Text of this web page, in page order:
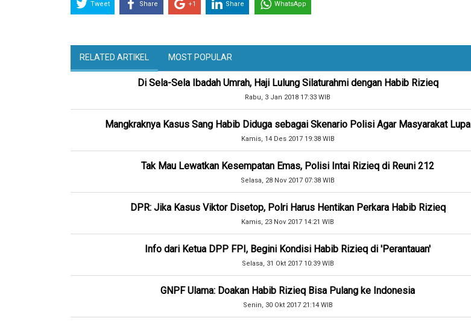
Tweet Share +1 Share WhatsApp
RELATED ARTIKEL MOST POPULAR
Di Sela-Sela Ibadah Umrah, Haji Lulung Silaturahmi dengan Habib Rizieq
Rabu, 3 Jan 2018 17:33 WIB
Mangkraknya Kasus Sang Habib Diduga sebagai Skenario Polisi Agar Masyarakat Lupa
Kamis, 14 Des 2017 19:38 WIB
Tak Mau Lewatkan Kesempatan Emas, Polisi Intai Rizieq di Reuni 212
Selasa, 28 Nov 2017 07:38 WIB
DPR: Jika Kasus Viktor Disetop, Polri Harus Hentikan Perkara Habib Rizieq
Kamis, 23 Nov 2017 14:21 WIB
Info dari Ketua DPP FPI, Begini Kondisi Habib Rizieq di 'Perantauan'
Selasa, 31 Okt 2017 10:39 WIB
GNPF Ulama: Doakan Habib Rizieq Bisa Pulang ke Indonesia
Senin, 30 Okt 2017 21:14 WIB